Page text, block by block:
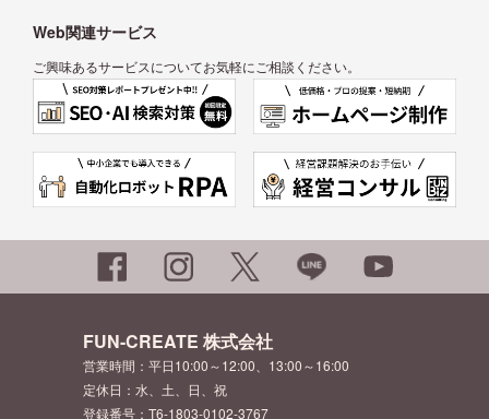
Web関連サービス
ご興味あるサービスについてお気軽にご相談ください。
FUN-CREATE 株式会社
営業時間：平日10:00～12:00、13:00～16:00
定休日：水、土、日、祝
登録番号：T6-1803-0102-3767